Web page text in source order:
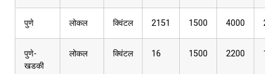
पुणे लोकल क्विंटल 2151 1500 4000
पुणे-
खडकी
लोकल क्विंटल 16 1500 2200